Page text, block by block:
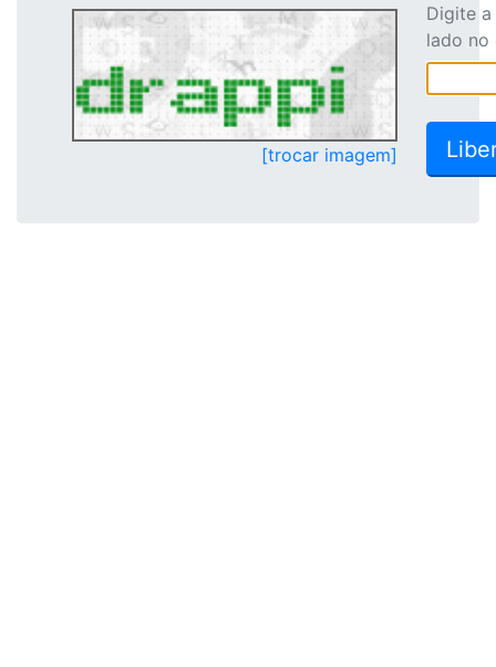
[trocar imagem]
Digite
lado no